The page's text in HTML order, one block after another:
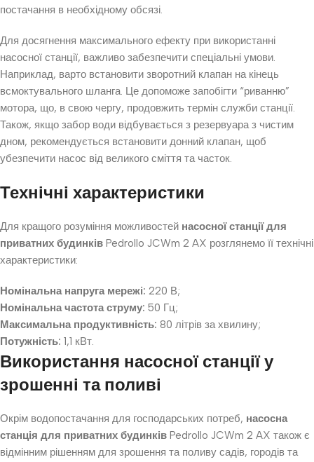
постачання в необхідному обсязі.
Для досягнення максимального ефекту при використанні
насосної станції, важливо забезпечити спеціальні умови.
Наприклад, варто встановити зворотний клапан на кінець
всмоктувального шланга. Це допоможе запобігти “риванню”
мотора, що, в свою чергу, продовжить термін служби станції.
Також, якщо забор води відбувається з резервуара з чистим
дном, рекомендується встановити донний клапан, щоб
убезпечити насос від великого сміття та часток.
Технічні характеристики
Для кращого розуміння можливостей насосної станції для
приватних будинків Pedrollo JCWm 2 AX розглянемо її технічні
характеристики:
Номінальна напруга мережі: 220 В;
Номінальна частота струму: 50 Гц;
Максимальна продуктивність: 80 літрів за хвилину;
Потужність: 1,1 кВт.
Використання насосної станції у
зрошенні та поливі
Окрім водопостачання для господарських потреб, насосна
станція для приватних будинків Pedrollo JCWm 2 AX також є
відмінним рішенням для зрошення та поливу садів, городів та